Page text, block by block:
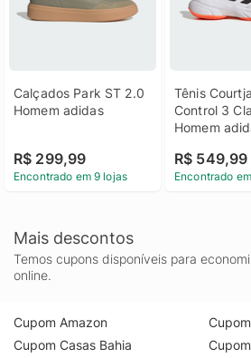
Calçados Park ST 2.0
Homem adidas
R$ 299,99
Encontrado em 9 lojas
Tênis
Control 3
Homem
R$ 549,99
Encontrado
Mais descontos
Temos cupons disponíveis para
online.
Cupom Amazon
Cupom Casas Bahia